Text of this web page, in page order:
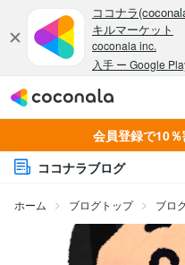
会員登録で10
ココナラブログ
ホーム ブログトップ ブロ